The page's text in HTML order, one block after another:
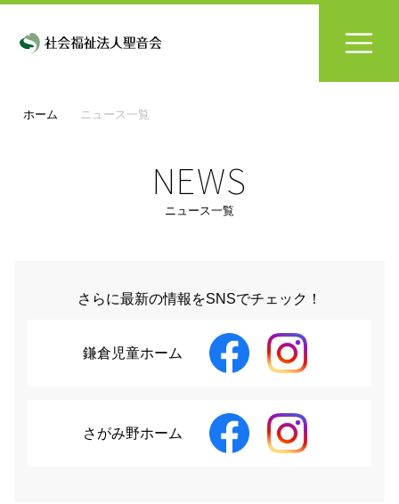
ホーム ニュース一覧
NEWS
ニュース一覧
さらに最新の情報をSNSでチェック！
鎌倉児童ホーム
さがみ野ホーム